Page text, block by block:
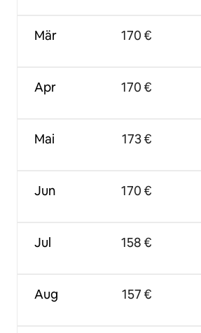
Mär
Apr
Mai
Jun
Jul
Aug
170 €
170 €
173 €
170 €
158 €
157 €